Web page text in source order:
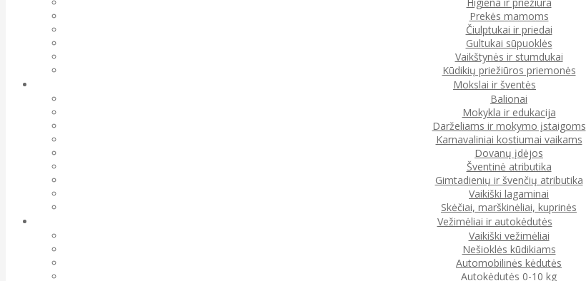
Prekės mamoms
Čiulptukai ir priedai
Gultukai sūpuoklės
Vaikštynės ir stumdukai
Kūdikių priežiūros priemonės
Mokslai ir šventės
Balionai
Mokykla ir edukacija
Darželiams ir mokymo įstaigoms
Karnavaliniai kostiumai vaikams
Dovanų įdėjos
Šventinė atributika
Gimtadienių ir švenčių atributika
Vaikiški lagaminai
Skėčiai, marškinėliai, kuprinės
Vežimėliai ir autokėdutės
Vaikiški vežimėliai
Nešioklės kūdikiams
Automobilinės kėdutės
Autokėdutės 0-10 kg